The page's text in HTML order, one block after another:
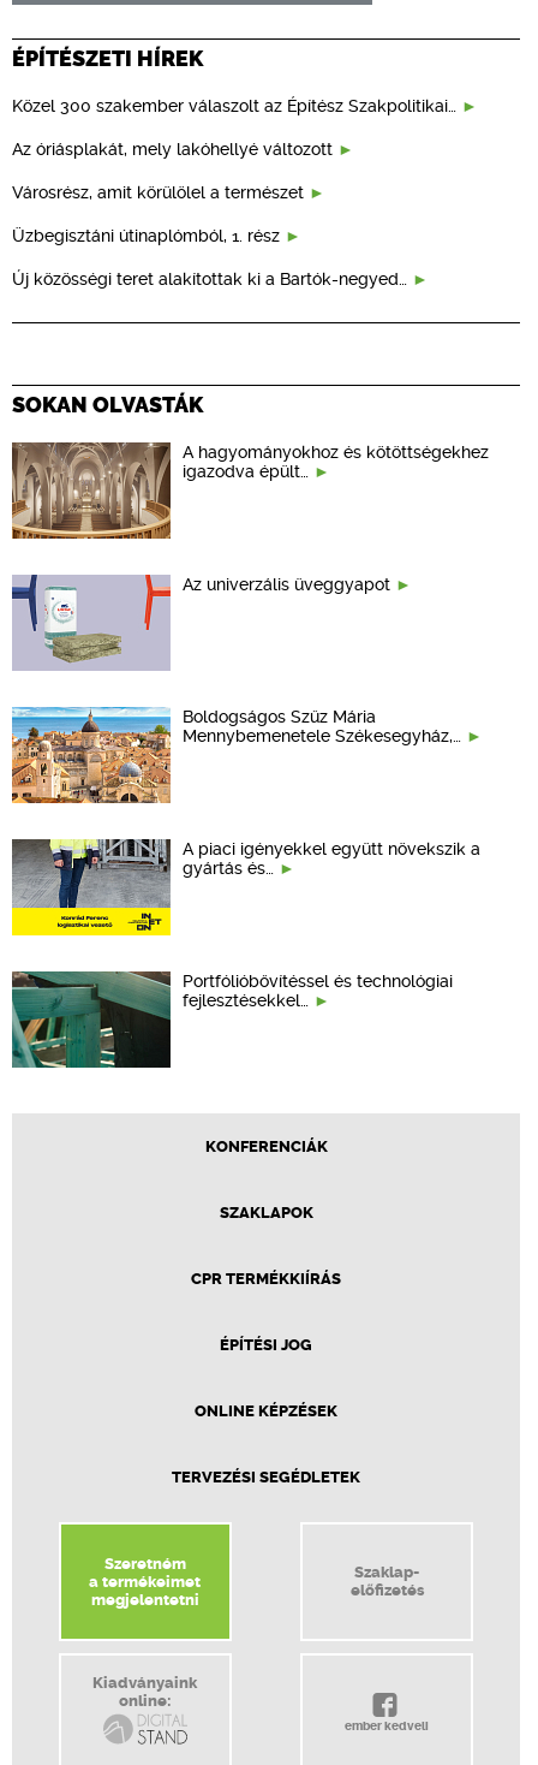
ÉPÍTÉSZETI HÍREK
Közel 300 szakember válaszolt az Építész Szakpolitikai…
Az óriásplakát, mely lakóhellyé változott
Városrész, amit körülölel a természet
Üzbegisztáni útinaplómból, 1. rész
Új közösségi teret alakítottak ki a Bartók-negyed…
SOKAN OLVASTÁK
A hagyományokhoz és kötöttségekhez
igazodva épült…
Az univerzális üveggyapot
Boldogságos Szűz Mária
Mennybemenetele Székesegyház,…
A piaci igényekkel együtt növekszik a
gyártás és…
Portfólióbővítéssel és technológiai
fejlesztésekkel…
KONFERENCIÁK
SZAKLAPOK
CPR TERMÉKKIÍRÁS
ÉPÍTÉSI JOG
ONLINE KÉPZÉSEK
TERVEZÉSI SEGÉDLETEK
Szeretném
a termékeimet
megjelentetni
Szaklap-
előfizetés
Kiadványaink
online:
ember kedveli